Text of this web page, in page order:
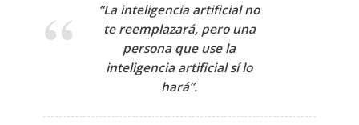
“La inteligencia artificial no
te reemplazará, pero una
persona que use la
inteligencia artificial sí lo
hará”.